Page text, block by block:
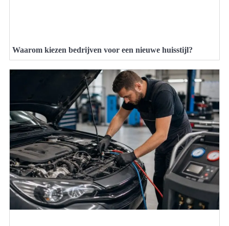
Waarom kiezen bedrijven voor een nieuwe huisstijl?